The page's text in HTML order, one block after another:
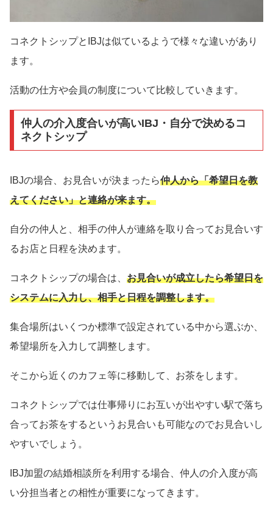
コネクトシップとIBJは似ているようで様々な違いがあり
ます。
活動の仕方や会員の制度について比較していきます。
仲人の介入度合いが高いIBJ・自分で決めるコ
ネクトシップ
IBJの場合、お見合いが決まったら仲人から「希望日を教
えてください」と連絡が来ます。
自分の仲人と、相手の仲人が連絡を取り合ってお見合いす
るお店と日程を決めます。
コネクトシップの場合は、 お見合いが成立したら希望日を
システムに入力し、相手と日程を調整します。
集合場所はいくつか標準で設定されている中から選ぶか、
希望場所を入力して調整します。
そこから近くのカフェ等に移動して、お茶をします。
コネクトシップでは仕事帰りにお互いが出やすい駅で落ち
合ってお茶をするというお見合いも可能なのでお見合いし
やすいでしょう。
IBJ加盟の結婚相談所を利用する場合、仲人の介入度が高
い分担当者との相性が重要になってきます。